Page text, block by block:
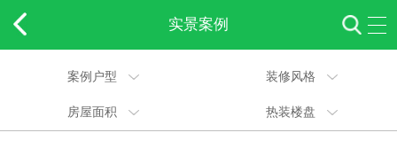
实景案例
案例户型 装修风格
房屋面积 热装楼盘